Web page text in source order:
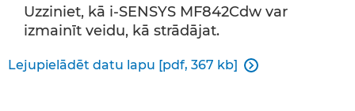
Uzziniet, kā i-SENSYS MF842Cdw var
izmainīt veidu, kā strādājat.
Lejupielādēt datu lapu [pdf, 367 kb] 